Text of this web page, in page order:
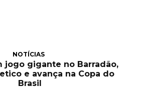
NOTÍCIAS
jogo gigante no Barradão,
e avança na Copa do
Brasil